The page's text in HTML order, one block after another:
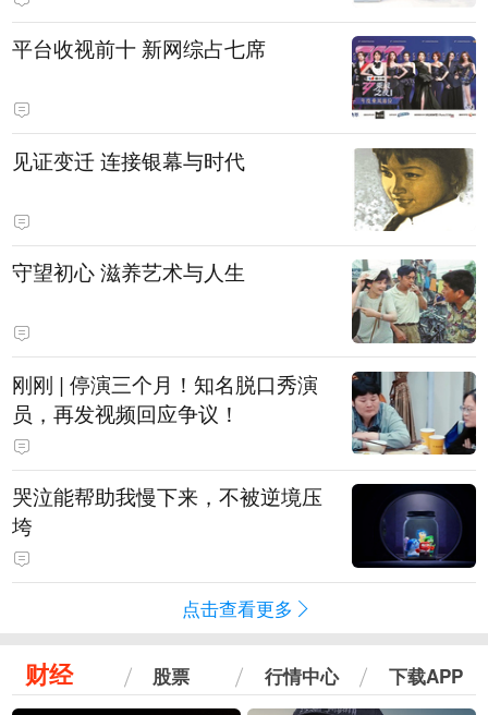
平台收视前十 新网综占七席
见证变迁 连接银幕与时代
守望初心 滋养艺术与人生
刚刚 | 停演三个月！知名脱口秀演
员，再发视频回应争议！
哭泣能帮助我慢下来，不被逆境压
垮
点击查看更多
财经 股票 行情中心 下载APP